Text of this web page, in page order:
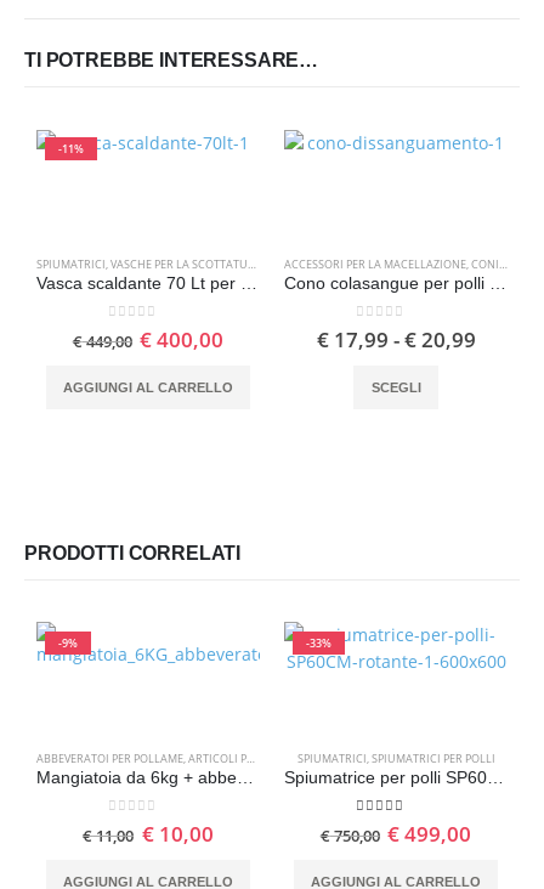
TI POTREBBE INTERESSARE…
-11%
SPIUMATRICI,VASCHE PER LA SCOTTATURA
Vasca scaldante 70 Lt per bagnatura dei polli
Su 5
€449,00 €400,00
AGGIUNGI AL CARRELLO
ACCESSORI PER LA MACELLAZIONE,CONI COLASANGUE
Cono colasangue per polli imbuto scannatoio
0 Su 5
€17,99 -€20,99
SCEGLI
PRODOTTI CORRELATI
-9%
ABBEVERATOI PER POLLAME,ARTICOLI PER L'ALLEVAMENTO ,MANGIATOIE PER POLLAME
Su 5
€11,00 €10,00
AGGIUNGI AL CARRELLO
-33%
SPIUMATRICI,SPIUMATRICI PER POLLI
Su 5
€750,00 €499,00
AGGIUNGI AL CARRELLO